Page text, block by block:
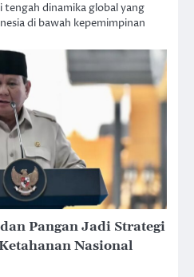
dinamika global yang
di bawah kepemimpinan
Pangan Jadi Strategi
Nasional